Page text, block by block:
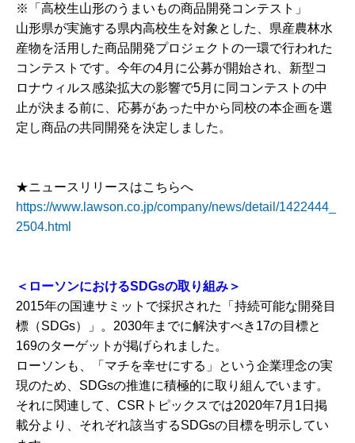
※「高校生山形のうまいもの商品開発コンテスト」
山形県が実施する県内高校生を対象とした、県産農林水
産物を活用した商品開発プロジェクトの一環で行われた
コンテストです。今年の4月に公募が開始され、新型コ
ロナウィルス感染拡大の影響で5月に同コンテストの中
止が決まる前に、応募があった中から同校の本企画を選
定し商品の共同開発を決定しました。
★ニュースリリースはこちらへ
https://www.lawson.co.jp/company/news/detail/1422444_
2504.html
＜ローソンにおけるSDGsの取り組み＞
2015年の国連サミットで採択された「持続可能な開発目
標（SDGs）」。2030年までに解決すべき17の目標と
169のターゲットが掲げられました。
ローソンも、「マチを幸せにする」という企業理念の実
現のため、SDGsの推進に積極的に取り組んでいます。
それに関連して、CSRトピックスでは2020年7月1日掲
載分より、それぞれ該当するSDGsの目標を明示してい